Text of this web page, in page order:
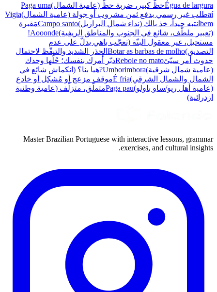
Égua de larguraحظّ كبير، ضربة حظّ (عامية الشمال)Paga uma
aíطلب غير رسمي بدفع ثمن مشروب أو جولة (عامية الشمال)Vigia
bem انتبه جيداً، خذ بالك (نداء شمال البرازيل)Campo santoمَقبرة
(تعبير ملطَّف، شائع في الجنوب والمناطق الريفية)Aooonde!
مستحيل، غير معقول البتّة (تعجّب باهي يدلّ على عدم
التصديق)Botar as barbas de molho الحذر الشديد والتيقّظ لاحتمال
حدوث أمر سيّئRebole no matoدبّر أمرك بنفسك؛ حُلَّها وحدك
(عامية شمال شرقية)Umborimbora? هيا بنا؟ (انكماش شائع في
الشمال والشمال الشرقي)É friaموقف مزعج أو مُشكِل أو خادع
(عامية أهل ريو/ساو باولو)Paga pauمتملّق، متزلّف (عامية وطنية
ازدرائية)
Master Brazilian Portuguese with interactive lessons, grammar
exercises, and cultural insights.